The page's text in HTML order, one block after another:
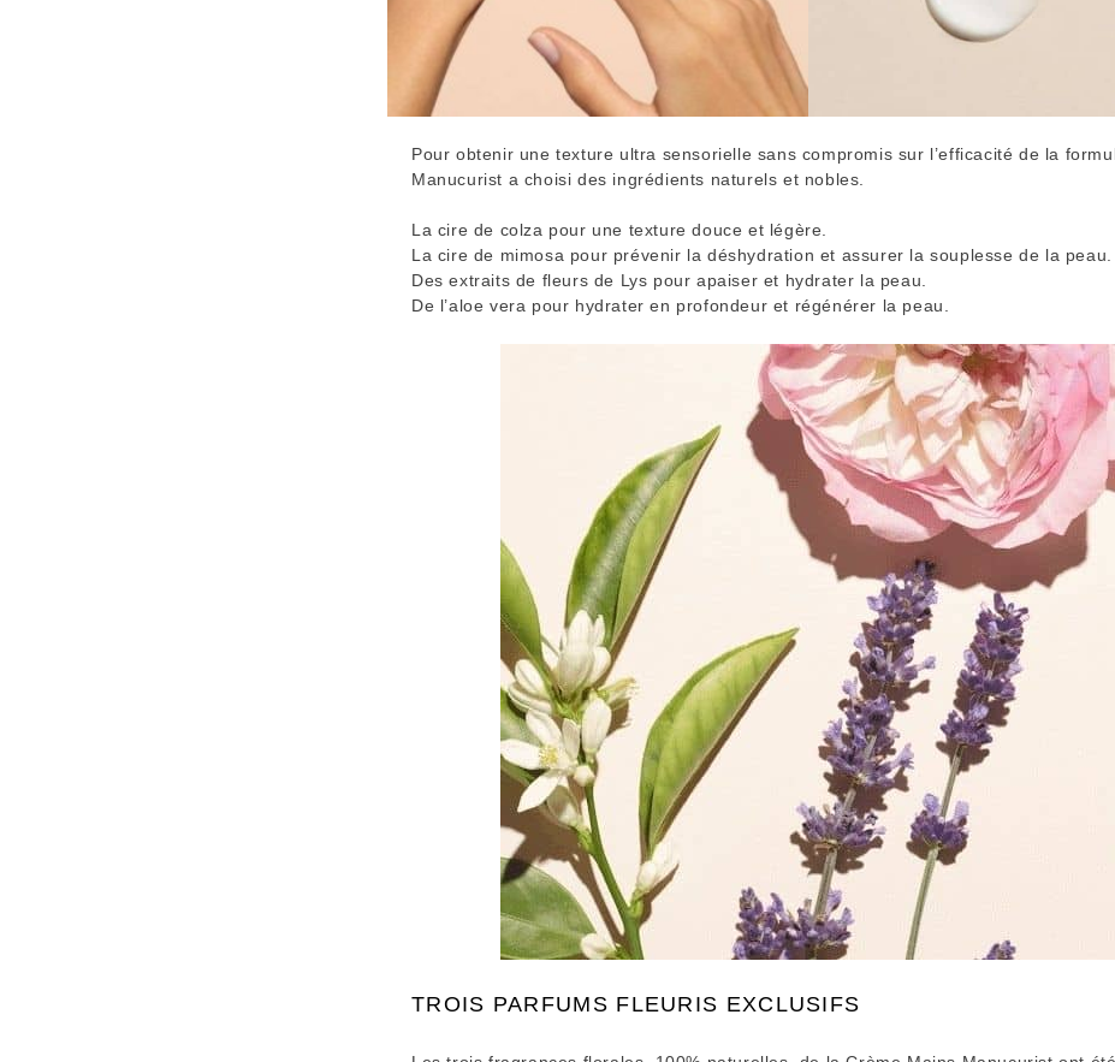
Pour obtenir une texture ultra sensorielle sans compromis sur l’efficacité de la
Manucurist a choisi des ingrédients naturels et nobles.
La cire de colza pour une texture douce et légère.
La cire de mimosa pour prévenir la déshydration et assurer la souplesse de la peau.
Des extraits de fleurs de Lys pour apaiser et hydrater la peau.
De l’aloe vera pour hydrater en profondeur et régénérer la peau.
TROIS PARFUMS FLEURIS EXCLUSIFS